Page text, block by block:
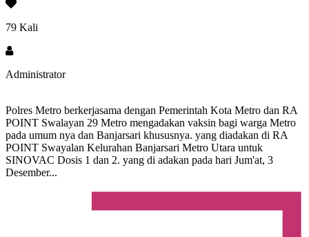
79 Kali
Administrator
Polres Metro berkerjasama dengan Pemerintah Kota Metro dan RA
POINT Swalayan 29 Metro mengadakan vaksin bagi warga Metro
pada umum nya dan Banjarsari khususnya. yang diadakan di RA
POINT Swayalan Kelurahan Banjarsari Metro Utara untuk
SINOVAC Dosis 1 dan 2. yang di adakan pada hari Jum'at, 3
Desember...